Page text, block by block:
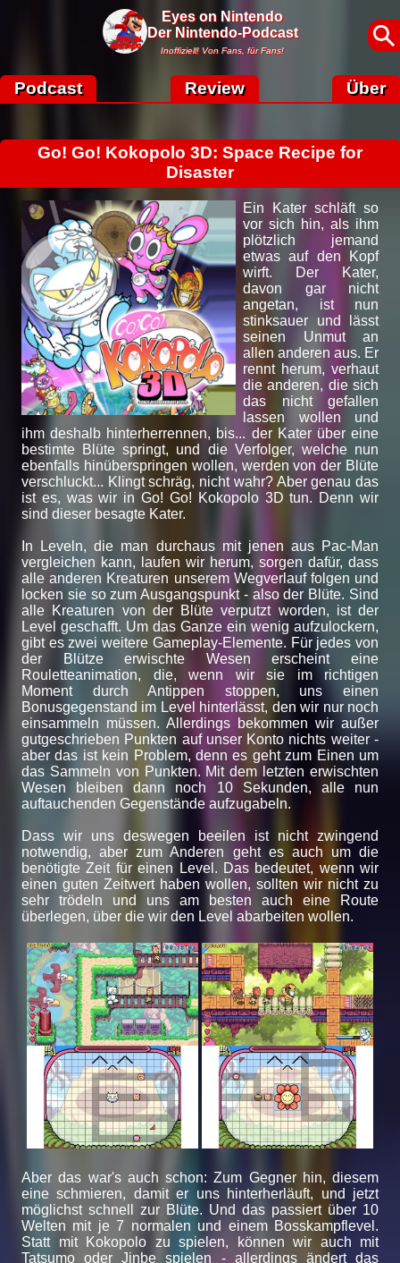
Eyes on Nintendo
Der Nintendo-Podcast
Inoffiziell! Von Fans, für Fans!
Podcast Review Über
Go! Go! Kokopolo 3D: Space Recipe for
Disaster
Ein Kater schläft so
vor sich hin, als ihm
plötzlich jemand
etwas auf den Kopf
wirft. Der Kater,
davon gar nicht
angetan, ist nun
stinksauer und lässt
seinen Unmut an
allen anderen aus. Er
rennt herum, verhaut
die anderen, die sich
das nicht gefallen
lassen wollen und
ihm deshalb hinterherrennen, bis... der Kater über eine
bestimte Blüte springt, und die Verfolger, welche nun
ebenfalls hinüberspringen wollen, werden von der Blüte
verschluckt... Klingt schräg, nicht wahr? Aber genau das
ist es, was wir in Go! Go! Kokopolo 3D tun. Denn wir
sind dieser besagte Kater.
In Leveln, die man durchaus mit jenen aus Pac-Man
vergleichen kann, laufen wir herum, sorgen dafür, dass
alle anderen Kreaturen unserem Wegverlauf folgen und
locken sie so zum Ausgangspunkt - also der Blüte. Sind
alle Kreaturen von der Blüte verputzt worden, ist der
Level geschafft. Um das Ganze ein wenig aufzulockern,
gibt es zwei weitere Gameplay-Elemente. Für jedes von
der Blütze erwischte Wesen erscheint eine
Rouletteanimation, die, wenn wir sie im richtigen
Moment durch Antippen stoppen, uns einen
Bonusgegenstand im Level hinterlässt, den wir nur noch
einsammeln müssen. Allerdings bekommen wir außer
gutgeschrieben Punkten auf unser Konto nichts weiter -
aber das ist kein Problem, denn es geht zum Einen um
das Sammeln von Punkten. Mit dem letzten erwischten
Wesen bleiben dann noch 10 Sekunden, alle nun
auftauchenden Gegenstände aufzugabeln.
Dass wir uns deswegen beeilen ist nicht zwingend
notwendig, aber zum Anderen geht es auch um die
benötigte Zeit für einen Level. Das bedeutet, wenn wir
einen guten Zeitwert haben wollen, sollten wir nicht zu
sehr trödeln und uns am besten auch eine Route
überlegen, über die wir den Level abarbeiten wollen.
Aber das war's auch schon: Zum Gegner hin, diesem
eine schmieren, damit er uns hinterherläuft, und jetzt
möglichst schnell zur Blüte. Und das passiert über 10
Welten mit je 7 normalen und einem Bosskampflevel.
Statt mit Kokopolo zu spielen, können wir auch mit
Tatsumo oder Jinbe spielen - allerdings ändert das